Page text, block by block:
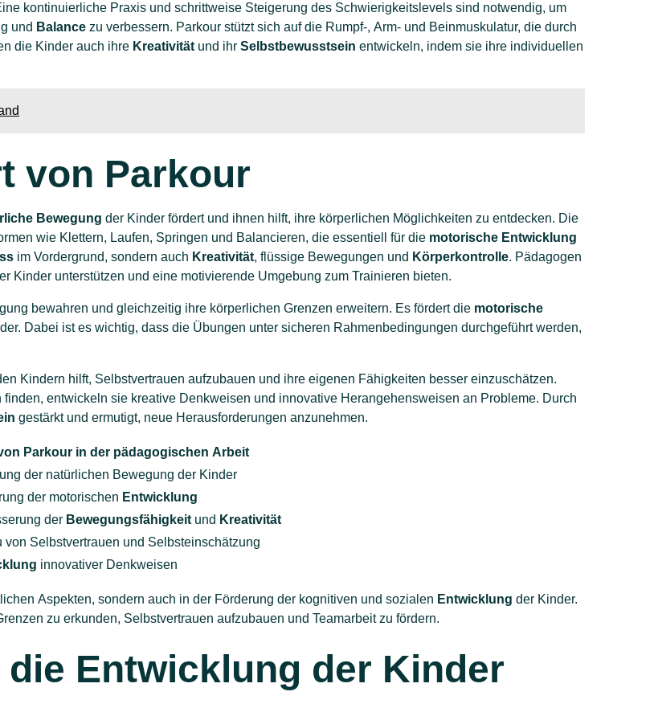
kontinuierliche Praxis und schrittweise Steigerung des Schwierigkeitslevels sind notwendig, um
und Balance zu verbessern. Parkour stützt sich auf die Rumpf-, Arm- und Beinmuskulatur, die durch
die Kinder auch ihre Kreativität und ihr Selbstbewusstsein entwickeln, indem sie ihre individuellen
von Parkour
Bewegung der Kinder fördert und ihnen hilft, ihre körperlichen Möglichkeiten zu entdecken. Die
wie Klettern, Laufen, Springen und Balancieren, die essentiell für die motorische Entwicklung
im Vordergrund, sondern auch Kreativität, flüssige Bewegungen und Körperkontrolle. Pädagogen
Kinder unterstützen und eine motivierende Umgebung zum Trainieren bieten.
bewahren und gleichzeitig ihre körperlichen Grenzen erweitern. Es fördert die motorische
Dabei ist es wichtig, dass die Übungen unter sicheren Rahmenbedingungen durchgeführt werden,
Kindern hilft, Selbstvertrauen aufzubauen und ihre eigenen Fähigkeiten besser einzuschätzen.
entwickeln sie kreative Denkweisen und innovative Herangehensweisen an Probleme. Durch
gestärkt und ermutigt, neue Herausforderungen anzunehmen.
Parkour in der pädagogischen Arbeit
der natürlichen Bewegung der Kinder
der motorischen Entwicklung
der Bewegungsfähigkeitund Kreativität
von Selbstvertrauen und Selbsteinschätzung
innovativer Denkweisen
Aspekten, sondern auch in der Förderung der kognitiven und sozialen Entwicklung der Kinder.
zu erkunden, Selbstvertrauen aufzubauen und Teamarbeit zu fördern.
Entwicklung der Kinder